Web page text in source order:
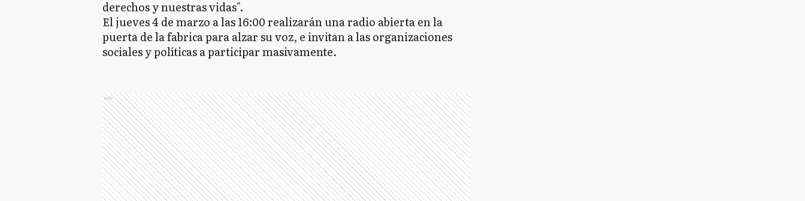
derechos y nuestras vidas".
El jueves 4 de marzo a las 16:00 realizarán una radio abierta en la
puerta de la fabrica para alzar su voz, e invitan a las organizaciones
sociales y políticas a participar masivamente.
Ads